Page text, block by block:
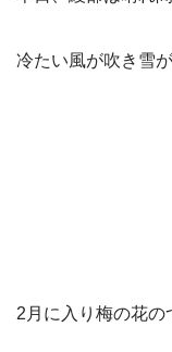
冷たい風が吹き雪
2月に入り梅の花の